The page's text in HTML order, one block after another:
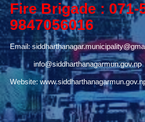
Fire Brigade : 071-
9847056016
Email:
info@siddharthanagarmun.gov.np
Website: